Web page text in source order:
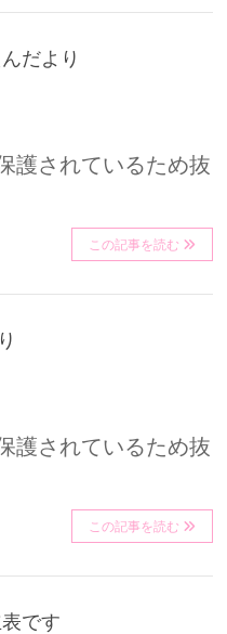
だより
護されているため抜
この記事を読む
護されているため抜
この記事を読む
です